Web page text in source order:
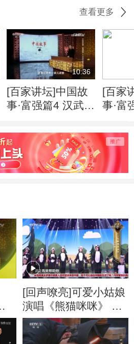
查看更多
10:36
[百家讲坛]中国故
事·富强篇4 汉武帝
中国军事史上的边
将代表——卫青、
霍去病
[百家
事·富
他是
封侯
[回声嘹亮]可爱小姑娘
演唱《熊猫咪咪》 太
好听了